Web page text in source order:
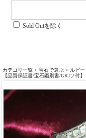
Sold Outを除く
カテゴリ一覧 > 宝石で選ぶ > ルビー
【品質保証書/宝石鑑別書/GRJソ付】